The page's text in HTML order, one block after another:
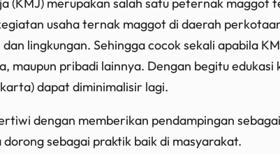
(KMJ) merupakan salah satu peternak
usaha ternak maggot di daerah
lingkungan. Sehingga cocok sekali apabila
maupun pribadi lainnya. Dengan begitu
dapat diminimalisir lagi.
dengan memberikan pendampingan
sebagai praktik baik di masyarakat.